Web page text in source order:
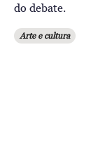
do debate.
Arte e cultura